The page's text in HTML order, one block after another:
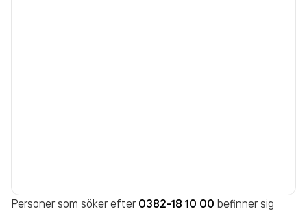
Personer som söker efter 0382-18 10 00 befinner sig